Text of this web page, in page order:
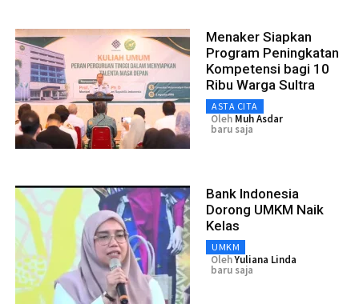
Menaker Siapkan
Program Peningkatan
Kompetensi bagi 10
Ribu Warga Sultra
ASTA CITA
Oleh Muh Asdar
baru saja
Bank Indonesia
Dorong UMKM Naik
Kelas
UMKM
OlehYuliana Linda
baru saja